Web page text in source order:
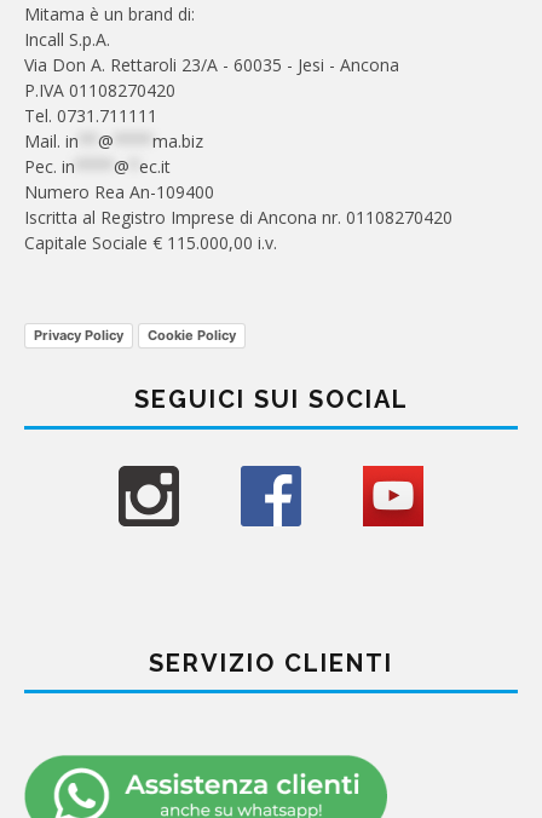
Mitama è un brand di:
Incall S.p.A.
Via Don A. Rettaroli 23/A - 60035 - Jesi - Ancona
P.IVA 01108270420
Tel. 0731.711111
Mail. in @
ma.biz
Pec. in @ ec.it
Numero Rea An-109400
Iscritta al Registro Imprese di Ancona nr. 01108270420
Capitale Sociale € 115.000,00 i.v.
Privacy Policy Cookie Policy
SEGUICI SUI SOCIAL
SERVIZIO CLIENTI